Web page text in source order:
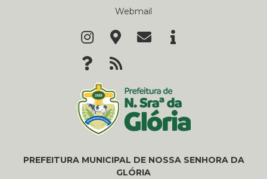
Webmail
PREFEITURA MUNICIPAL DE NOSSA SENHORA DA
GLÓRIA